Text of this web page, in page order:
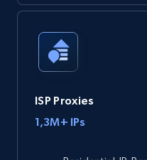
ISP Proxies
1,3M+ IPs